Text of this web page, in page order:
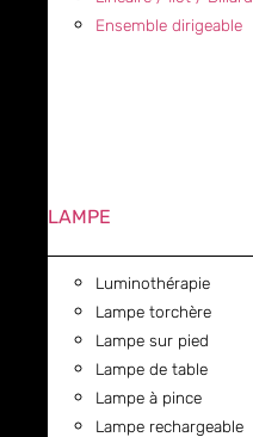
Ensemble dirigeable
LAMPE
Luminothérapie
Lampe torchère
Lampe sur pied
Lampe de table
Lampe à pince
Lampe rechargeable